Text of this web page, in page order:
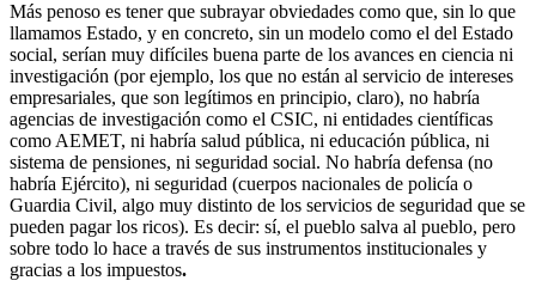
Más penoso es tener que subrayar obviedades como que, sin lo que
llamamos Estado, y en concreto, sin un modelo como el del Estado
social, serían muy difíciles buena parte de los avances en ciencia ni
investigación (por ejemplo, los que no están al servicio de intereses
empresariales, que son legítimos en principio, claro), no habría
agencias de investigación como el CSIC, ni entidades científicas
como AEMET, ni habría salud pública, ni educación pública, ni
sistema de pensiones, ni seguridad social. No habría defensa (no
habría Ejército), ni seguridad (cuerpos nacionales de policía o
Guardia Civil, algo muy distinto de los servicios de seguridad que se
pueden pagar los ricos). Es decir: sí, el pueblo salva al pueblo, pero
sobre todo lo hace a través de sus instrumentos institucionales y
gracias a los impuestos.